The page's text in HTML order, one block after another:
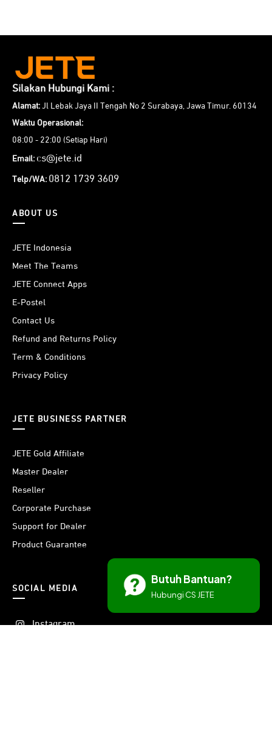
Silakan Hubungi Kami :
Alamat: Jl Lebak Jaya II Tengah No 2 Surabaya, Jawa Timur. 60134
Waktu Operasional:
08:00 - 22:00 (Setiap Hari)
Email: cs@jete.id
Telp/WA: 0812 1739 3609
ABOUT US
JETE Indonesia
Meet The Teams
JETE Connect Apps
E-Postel
Contact Us
Refund and Returns Policy
Term & Conditions
Privacy Policy
JETE BUSINESS PARTNER
JETE Gold Affiliate
Master Dealer
Reseller
Corporate Purchase
Support for Dealer
Product Guarantee
SOCIAL MEDIA
Instagram
Butuh Bantuan?
Hubungi CS JETE